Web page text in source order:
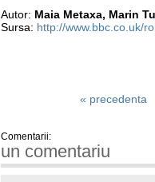
Autor: Maia Metaxa, Marin
Sursa: http://www.bbc.co.uk/
« precedenta
Comentarii:
un comentariu